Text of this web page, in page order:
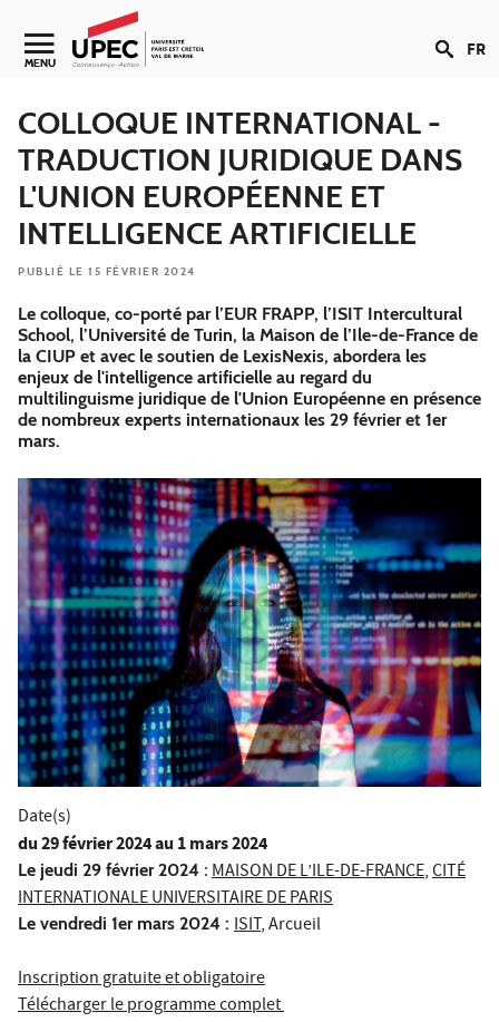
Aller au contenu
Navigation secondaire
MENU FR
COLLOQUE INTERNATIONAL -
TRADUCTION JURIDIQUE DANS
L'UNION EUROPÉENNE ET
INTELLIGENCE ARTIFICIELLE
PUBLIÉ LE 15 FÉVRIER 2024
Le colloque, co-porté par l’EUR FRAPP, l’ISIT Intercultural
School, l’Université de Turin, la Maison de l’Ile-de-France de
la CIUP et avec le soutien de LexisNexis, abordera les
enjeux de l'intelligence artificielle au regard du
multilinguisme juridique de l'Union Européenne en présence
de nombreux experts internationaux les 29 février et 1er
mars.
Date(s)
du29 février 2024au 1 mars 2024
Le jeudi 29 février 2024 :MAISON DE L’ILE-DE-FRANCE,CITÉ
INTERNATIONALE UNIVERSITAIRE DE PARIS
Le vendredi 1er mars 2024 : ISIT, Arcueil
Inscription gratuite et obligatoire
Télécharger le programme complet